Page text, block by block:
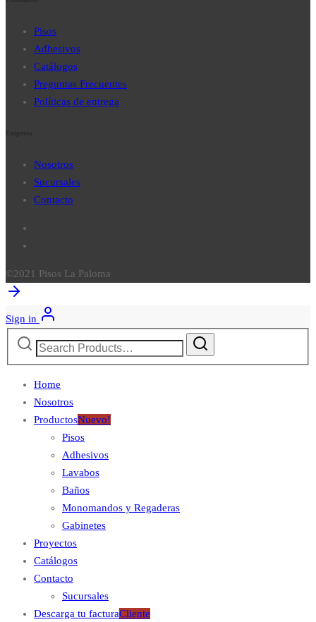
Pisos
Adhesivos
Catálogos
Preguntas Frecuentes
Políticas de entrega
Nosotros
Sucursales
Contacto
©2021 Pisos La Paloma
Sign in
Search
Home
Nosotros
ProductosNuevo!
Pisos
Adhesivos
Lavabos
Baños
Monomandos y Regaderas
Gabinetes
Proyectos
Catálogos
Contacto
Sucursales
Descarga tu facturaCliente